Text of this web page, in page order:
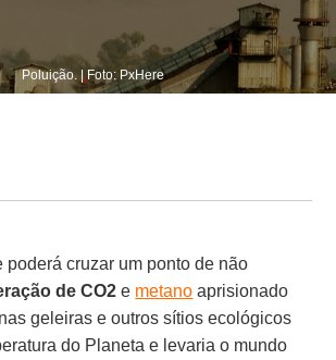
Poluição. | Foto: PxHere
poderá cruzar um ponto de não
de CO2 e metano aprisionado
geleiras e outros sítios ecológicos
do Planeta e levaria o mundo